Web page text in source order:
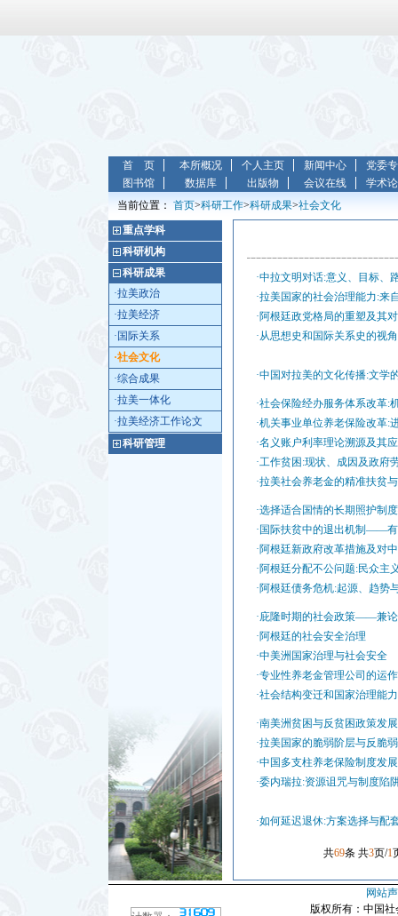
首 页 本所概况 个人主页 新闻中心
党委
图书馆
数据库 出版物 会议在线
学术
当前位置： 首页>科研工作>科研成果>社会文化
重点学科
科研机构
科研成果
·拉美政治
·拉美经济
·国际关系
·社会文化
·综合成果
·拉美一体化
·拉美经济工作论文
科研管理
·中拉文明对话:意义、目标、
·拉美国家的社会治理能力:来
·阿根廷政党格局的重塑及其
·从思想史和国际关系史的视
·中国对拉美的文化传播:文学
·社会保险经办服务体系改革:
·机关事业单位养老保险改革:
·名义账户利率理论溯源及其
·工作贫困:现状、成因及政
·拉美社会养老金的精准扶贫
·选择适合国情的长期照护制
·国际扶贫中的退出机制——
·阿根廷新政府改革措施及对
·阿根廷分配不公问题:民众主
·阿根廷债务危机:起源、趋势
·庇隆时期的社会政策——兼
·阿根廷的社会安全治理
·中美洲国家治理与社会安全
·专业性养老金管理公司的运
·社会结构变迁和国家治理能
·南美洲贫困与反贫困政策发
·拉美国家的脆弱阶层与反脆
·中国多支柱养老保险制度发
·委内瑞拉:资源诅咒与制度陷
·如何延迟退休:方案选择与配
共69条 共3页/1
网站
版权所有：中国